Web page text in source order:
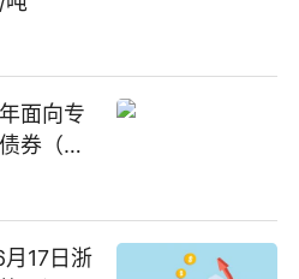
面向专
券（第
付息公
17日浙